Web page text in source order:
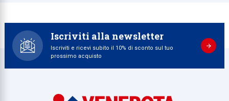
Iscriviti alla newsletter
Iscriviti e ricevi subito il 10% di sconto sul tuo
prossimo acquisto